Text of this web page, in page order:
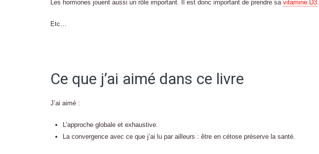
Les hormones jouent aussi un rôle important. Il est donc important de prendre sa vitamine D3.
Etc…
Ce que j’ai aimé dans ce livre
J’ai aimé :
L’approche globale et exhaustive.
La convergence avec ce que j’ai lu par ailleurs : être en cétose préserve la santé.